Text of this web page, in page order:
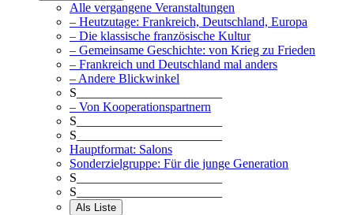
Alle vergangene Veranstaltungen
– Heutzutage: Frankreich, Deutschland, Europa
– Die klassische französische Kultur
– Gemeinsame Geschichte: von Krieg zu Frieden
– Frankreich und Deutschland mal anders
– Andere Blickwinkel
S_______________________
– Von Kooperationspartnern
S_______________________
S_______________________
Hauptformat: Salons
Sonderzielgruppe: Für die junge Generation
S_______________________
S_______________________
Als Liste